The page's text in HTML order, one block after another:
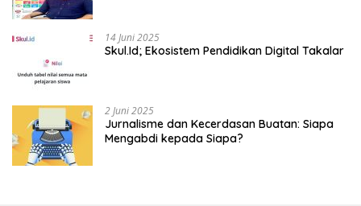
14 Juni 2025
Skul.Id; Ekosistem Pendidikan Digital Takalar
2 Juni 2025
Jurnalisme dan Kecerdasan Buatan: Siapa
Mengabdi kepada Siapa?